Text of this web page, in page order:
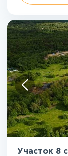
Участок 8